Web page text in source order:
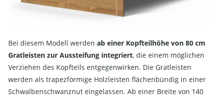
Bei diesem Modell werden ab einer Kopfteilhöhe von 80 cm
Gratleisten zur Aussteifung integriert, die einem möglichen
Verziehen des Kopfteils entgegenwirken. Die Gratleisten
werden als trapezförmige Holzleisten flächenbündig in einer
Schwalbenschwanznut eingelassen. Ab einer Breite von 140